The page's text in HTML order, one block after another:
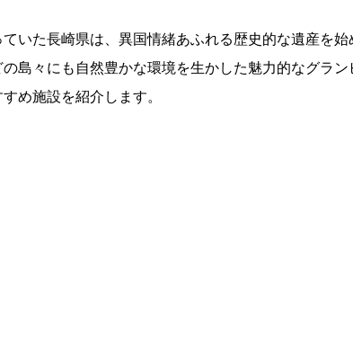
いた長崎県は、異国情緒あふれる歴史的な遺産を始
島々にも自然豊かな環境を生かした魅力的なグラン
め施設を紹介します。